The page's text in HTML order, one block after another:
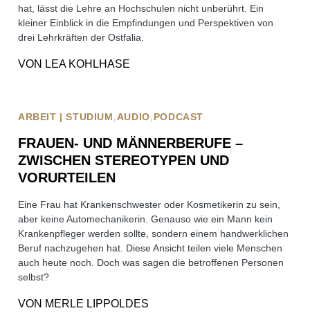
hat, lässt die Lehre an Hochschulen nicht unberührt. Ein
kleiner Einblick in die Empfindungen und Perspektiven von
drei Lehrkräften der Ostfalia.
VON LEA KOHLHASE
ARBEIT | STUDIUM AUDIO PODCAST
FRAUEN- UND MÄNNERBERUFE –
ZWISCHEN STEREOTYPEN UND
VORURTEILEN
Eine Frau hat Krankenschwester oder Kosmetikerin zu sein,
aber keine Automechanikerin. Genauso wie ein Mann kein
Krankenpfleger werden sollte, sondern einem handwerklichen
Beruf nachzugehen hat. Diese Ansicht teilen viele Menschen
auch heute noch. Doch was sagen die betroffenen Personen
selbst?
VON MERLE LIPPOLDES